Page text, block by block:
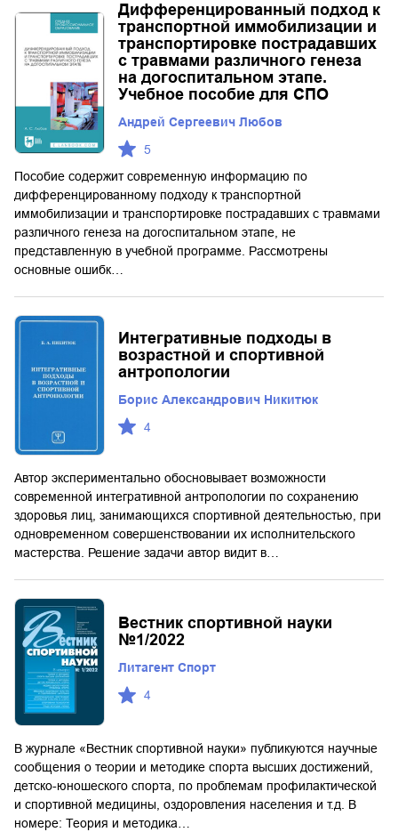
Дифференцированный подход к
транспортной иммобилизации и
транспортировке пострадавших
с травмами различного генеза
на догоспитальном этапе.
Учебное пособие для СПО
Андрей Сергеевич Любов
5
Пособие содержит современную информацию по
дифференцированному подходу к транспортной
иммобилизации и транспортировке пострадавших с травмами
различного генеза на догоспитальном этапе, не
представленную в учебной программе. Рассмотрены
основные ошибк…
Интегративные подходы в
возрастной и спортивной
антропологии
Борис Александрович Никитюк
4
Автор экспериментально обосновывает возможности
современной интегративной антропологии по сохранению
здоровья лиц, занимающихся спортивной деятельностью, при
одновременном совершенствовании их исполнительского
мастерства. Решение задачи автор видит в…
Вестник спортивной науки
№1/2022
Литагент Спорт
4
В журнале «Вестник спортивной науки» публикуются научные
сообщения о теории и методике спорта высших достижений,
детско-юношеского спорта, по проблемам профилактической
и спортивной медицины, оздоровления населения и т.д. В
номере: Теория и методика…